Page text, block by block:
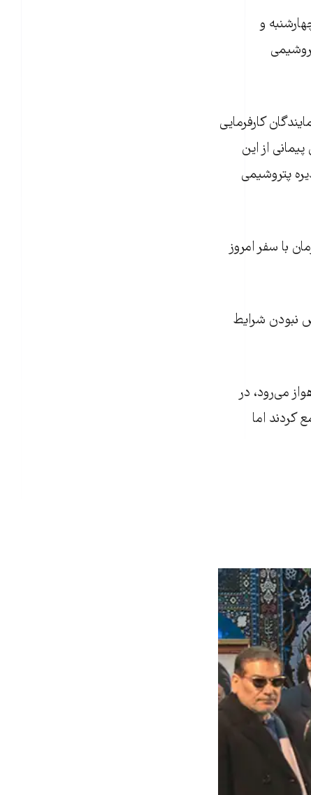
و
پتروشيمی
نمايندگان کارفرمايی
از اين
پتروشيمی
همزمان با سفر امروز
نبودن شرايط
می‌رود، در
کردند اما